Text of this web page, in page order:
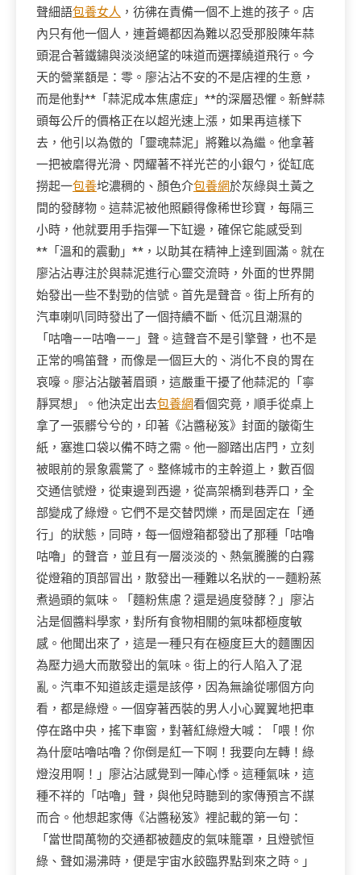
聲細語包養女人 ，彷彿在責備一個不上進的孩子。店
內只有他一個人，連蒼蠅都因為難以忍受那股陳年蒜
頭混合著鐵鏽與淡淡絕望的味道而選擇繞道飛行。今
天的營業額是：零。廖沾沾不安的不是店裡的生意，
而是他對**「蒜泥成本焦慮症」**的深層恐懼。新鮮蒜
頭每公斤的價格正在以超光速上漲，如果再這樣下
去，他引以為傲的「靈魂蒜泥」將難以為繼。他拿著
一把被磨得光滑、閃耀著不祥光芒的小銀勺，從缸底
撈起一包養坨濃稠的、顏色介包養網於灰綠與土黃之
間的發酵物。這蒜泥被他照顧得像稀世珍寶，每隔三
小時，他就要用手指彈一下缸邊，確保它能感受到
**「溫和的震動」**，以助其在精神上達到圓滿。就在
廖沾沾專注於與蒜泥進行心靈交流時，外面的世界開
始發出一些不對勁的信號。首先是聲音。街上所有的
汽車喇叭同時發出了一個持續不斷、低沉且潮濕的
「咕嚕——咕嚕——」聲。這聲音不是引擎聲，也不是
正常的鳴笛聲，而像是一個巨大的、消化不良的胃在
哀嚎。廖沾沾皺著眉頭，這嚴重干擾了他蒜泥的「寧
靜冥想」。他決定出去包養網看個究竟，順手從桌上
拿了一張髒兮兮的，印著《沾醬秘笈》封面的皺衛生
紙，塞進口袋以備不時之需。他一腳踏出店門，立刻
被眼前的景象震驚了。整條城市的主幹道上，數百個
交通信號燈，從東邊到西邊，從高架橋到巷弄口，全
部變成了綠燈。它們不是交替閃爍，而是固定在「通
行」的狀態，同時，每一個燈箱都發出了那種「咕嚕
咕嚕」的聲音，並且有一層淡淡的、熱氣騰騰的白霧
從燈箱的頂部冒出，散發出一種難以名狀的——麵粉蒸
煮過頭的氣味。「麵粉焦慮？還是過度發酵？」廖沾
沾是個醬料學家，對所有食物相關的氣味都極度敏
感。他聞出來了，這是一種只有在極度巨大的麵團因
為壓力過大而散發出的氣味。街上的行人陷入了混
亂。汽車不知道該走還是該停，因為無論從哪個方向
看，都是綠燈。一個穿著西裝的男人小心翼翼地把車
停在路中央，搖下車窗，對著紅綠燈大喊：「喂！你
為什麼咕嚕咕嚕？你倒是紅一下啊！我要向左轉！綠
燈沒用啊！」廖沾沾感覺到一陣心悸。這種氣味，這
種不祥的「咕嚕」聲，與他兒時聽到的家傳預言不謀
而合。他想起家傳《沾醬秘笈》裡記載的第一句：
「當世間萬物的交通都被麵皮的氣味籠罩，且燈號恒
綠、聲如湯沸時，便是宇宙水餃臨界點到來之時。」